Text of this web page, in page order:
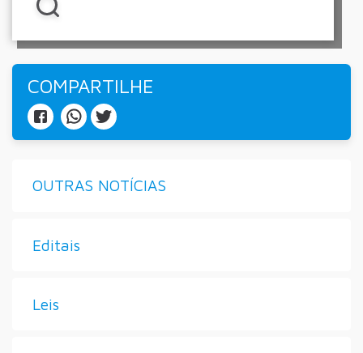
COMPARTILHE
OUTRAS NOTÍCIAS
Editais
Leis